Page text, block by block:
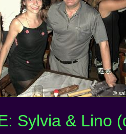
Sylvia & Lino